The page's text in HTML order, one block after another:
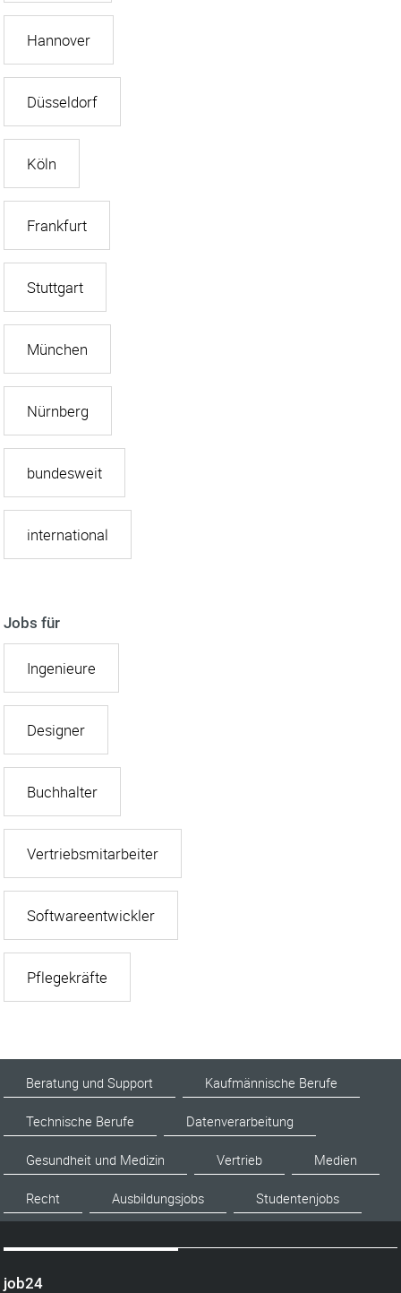
Hannover
Düsseldorf
Köln
Frankfurt
Stuttgart
München
Nürnberg
bundesweit
international
Jobs für
Ingenieure
Designer
Buchhalter
Vertriebsmitarbeiter
Softwareentwickler
Pflegekräfte
Beratung und Support Kaufmännische Berufe
Technische Berufe Datenverarbeitung
Gesundheit und Medizin Vertrieb Medien
Recht Ausbildungsjobs Studentenjobs
job24